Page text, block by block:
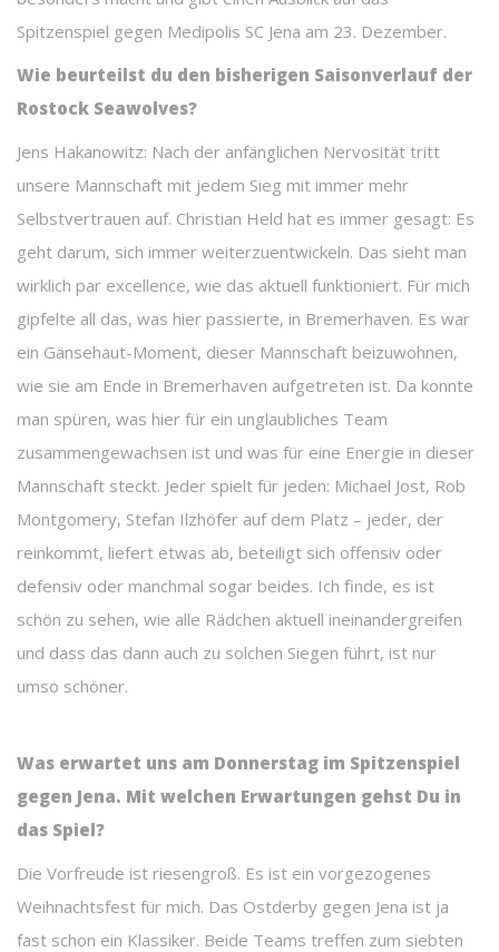
Spitzenspiel gegen Medipolis SC Jena am 23. Dezember.
Wie beurteilst du den bisherigen Saisonverlauf der
Rostock Seawolves?
Jens Hakanowitz: Nach der anfänglichen Nervosität tritt
unsere Mannschaft mit jedem Sieg mit immer mehr
Selbstvertrauen auf. Christian Held hat es immer gesagt: Es
geht darum, sich immer weiterzuentwickeln. Das sieht man
wirklich par excellence, wie das aktuell funktioniert. Für mich
gipfelte all das, was hier passierte, in Bremerhaven. Es war
ein Gänsehaut-Moment, dieser Mannschaft beizuwohnen,
wie sie am Ende in Bremerhaven aufgetreten ist. Da konnte
man spüren, was hier für ein unglaubliches Team
zusammengewachsen ist und was für eine Energie in dieser
Mannschaft steckt. Jeder spielt für jeden: Michael Jost, Rob
Montgomery, Stefan Ilzhöfer auf dem Platz – jeder, der
reinkommt, liefert etwas ab, beteiligt sich offensiv oder
defensiv oder manchmal sogar beides. Ich finde, es ist
schön zu sehen, wie alle Rädchen aktuell ineinandergreifen
und dass das dann auch zu solchen Siegen führt, ist nur
umso schöner.
Was erwartet uns am Donnerstag im Spitzenspiel
gegen Jena. Mit welchen Erwartungen gehst Du in
das Spiel?
Die Vorfreude ist riesengroß. Es ist ein vorgezogenes
Weihnachtsfest für mich. Das Ostderby gegen Jena ist ja
fast schon ein Klassiker. Beide Teams treffen zum siebten